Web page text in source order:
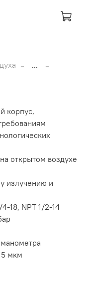
...
корпус,
открытом воздухе
излучению и
18, NPT 1/2-14
мкм